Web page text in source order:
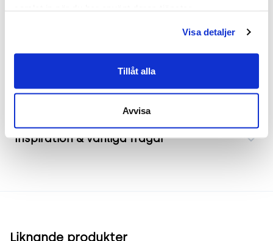
Visa detaljer
Tillåt alla
Avvisa
Frakt & leverans
Inspiration & vanliga frågar
Liknande produkter